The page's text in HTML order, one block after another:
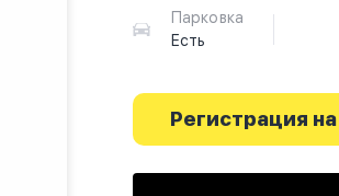
Парковка
Есть
Регистрация